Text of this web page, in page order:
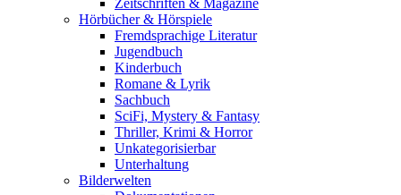
Zeitschriften & Magazine
Hörbücher & Hörspiele
Fremdsprachige Literatur
Jugendbuch
Kinderbuch
Romane & Lyrik
Sachbuch
SciFi, Mystery & Fantasy
Thriller, Krimi & Horror
Unkategorisierbar
Unterhaltung
Bilderwelten